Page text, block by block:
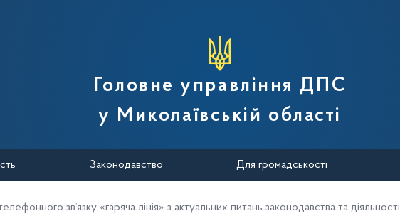
податкової служби України
Головне управління ДПС
у Миколаївській області
Законодавство Для громадськості
зв’язку «гаряча лінія» з актуальних питань законодавства та діяльності